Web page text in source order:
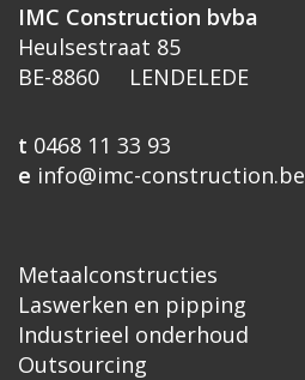
IMC Construction bvba
Heulsestraat 85
BE-8860 LENDELEDE
t 0468 11 33 93
e info@imc-construction.be
Metaalconstructies
Laswerken en pipping
Industrieel onderhoud
Outsourcing